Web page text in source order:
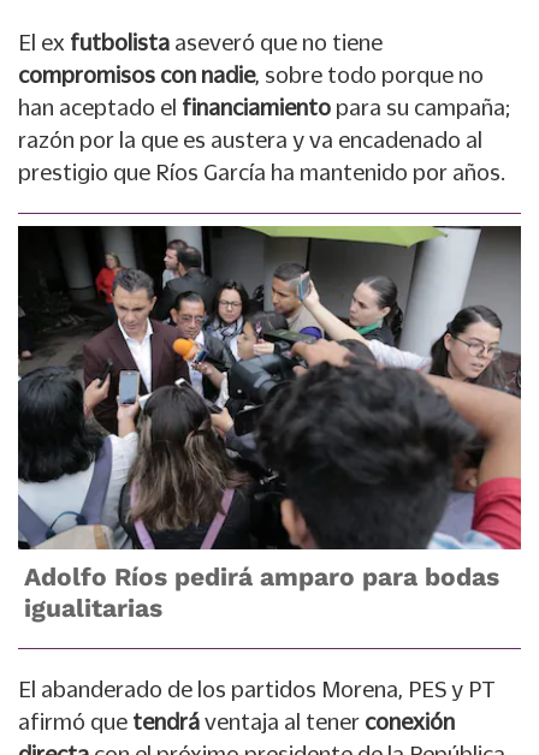
El ex futbolista aseveró que no tiene
compromisos con nadie, sobre todo porque no
han aceptado el financiamiento para su campaña;
razón por la que es austera y va encadenado al
prestigio que Ríos García ha mantenido por años.
Adolfo Ríos pedirá amparo para bodas
igualitarias
El abanderado de los partidos Morena, PES y PT
afirmó que tendrá ventaja al tener conexión